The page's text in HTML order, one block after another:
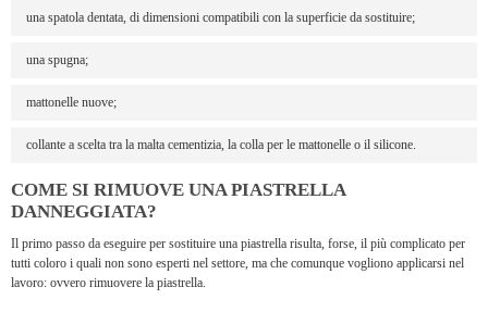
una spatola dentata, di dimensioni compatibili con la superficie da sostituire;
una spugna;
mattonelle nuove;
collante a scelta tra la malta cementizia, la colla per le mattonelle o il silicone.
COME SI RIMUOVE UNA PIASTRELLA
DANNEGGIATA?
Il primo passo da eseguire per sostituire una piastrella risulta, forse, il più complicato per
tutti coloro i quali non sono esperti nel settore, ma che comunque vogliono applicarsi nel
lavoro: ovvero rimuovere la piastrella.